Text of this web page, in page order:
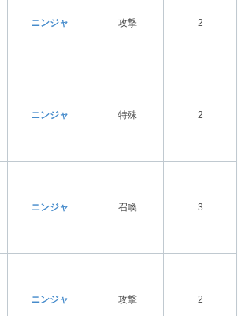
ニンジャ 攻撃 2
ニンジャ 特殊 2
ニンジャ 召喚 3
ニンジャ 攻撃 2